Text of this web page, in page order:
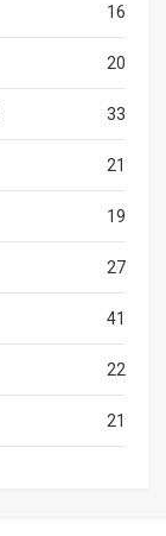
16
20
33
21
19
27
41
22
21